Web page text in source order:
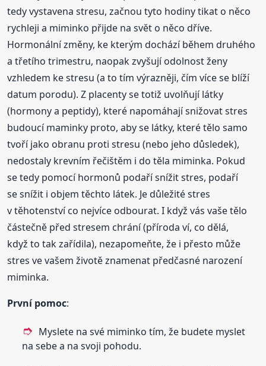
tedy vystavena stresu, začnou tyto hodiny tikat o něco
rychleji a miminko přijde na svět o něco dříve.
Hormonální změny, ke kterým dochází během druhého
a třetího trimestru, naopak zvyšují odolnost ženy
vzhledem ke stresu (a to tím výrazněji, čím více se blíží
datum porodu). Z placenty se totiž uvolňují látky
(hormony a peptidy), které napomáhají snižovat stres
budoucí maminky proto, aby se látky, které tělo samo
tvoří jako obranu proti stresu (nebo jeho důsledek),
nedostaly krevním řečištěm i do těla miminka. Pokud
se tedy pomocí hormonů podaří snížit stres, podaří
se snížit i objem těchto látek. Je důležité stres
v těhotenství co nejvíce odbourat. I když vás vaše tělo
částečně před stresem chrání (příroda ví, co dělá,
když to tak zařídila), nezapomeňte, že i přesto může
stres ve vašem životě znamenat předčasné narození
miminka.
První pomoc:
Myslete na své miminko tím, že budete myslet
na sebe a na svoji pohodu.